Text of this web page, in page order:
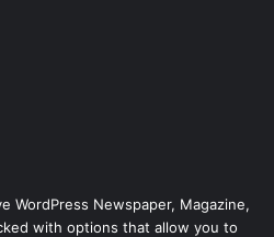
WordPress Newspaper, Magazine,
with options that allow you to